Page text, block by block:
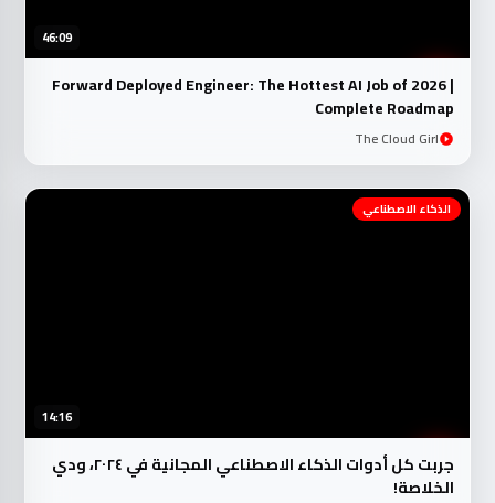
46:09
Forward Deployed Engineer: The Hottest AI Job of 2026 |
Complete Roadmap
The Cloud Girl
14:16
الذكاء الاصطناعي
جربت كل أدوات الذكاء الاصطناعي المجانية في ٢٠٢٤، ودي
الخلاصة!